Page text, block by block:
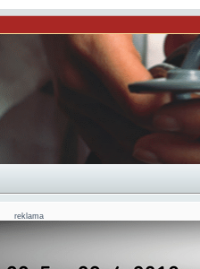
reklama